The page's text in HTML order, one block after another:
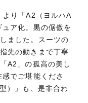
り「A2（ヨルハA
ア化。黒の倨傲を
ました。スーツの
先の動きまで丁寧
A2」の孤高の美し
でご堪能くださ
）」も、是非合わ